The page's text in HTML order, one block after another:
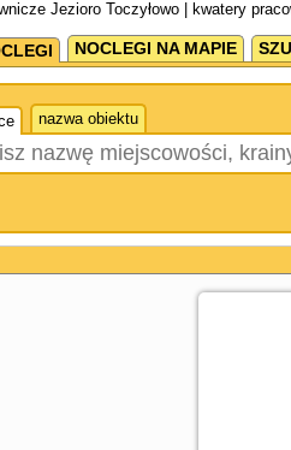
Jezioro Toczyłowo | kwatery
NOCLEGI NA MAPIE
nazwa obiektu